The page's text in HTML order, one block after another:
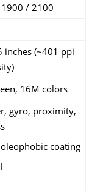
/ 2100
inches (~401 ppi
16M colors
gyro, proximity,
coating